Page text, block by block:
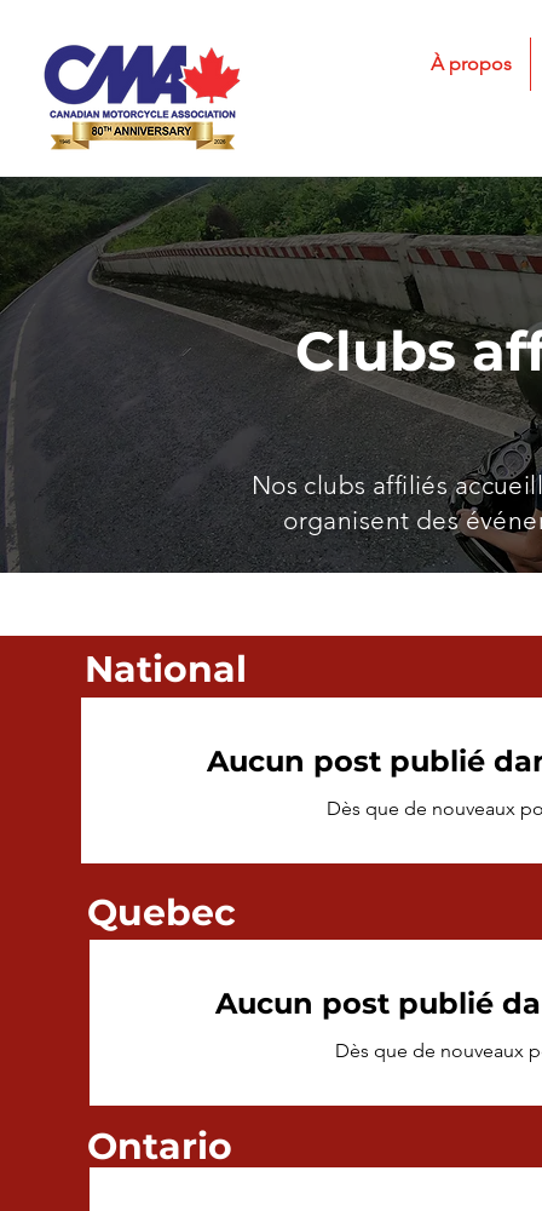
À propos
Clubs
Nos clubs affiliés
organisent des
Aucun post publié
Dès que de nouveaux
National
Aucun post publié
Dès que de nouveaux
Quebec
Ontario